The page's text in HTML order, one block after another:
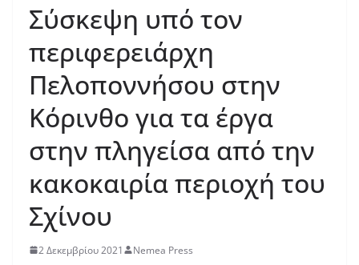
Σύσκεψη υπό τον
περιφερειάρχη
Πελοποννήσου στην
Κόρινθο για τα έργα
στην πληγείσα από την
κακοκαιρία περιοχή του
Σχίνου
2 Δεκεμβρίου 2021 Nemea Press